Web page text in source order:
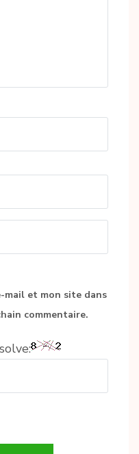
mail et mon site dans
commentaire.